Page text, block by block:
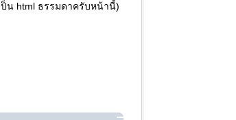
ป็น html ธรรมดาครับหน้านี้)